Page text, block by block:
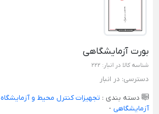
بورت آزمایشگاهی
شناسه کالا در انبار: 222
دسترسی: در انبار
دسته بندی : تجهیزات کنترل محیط و آزمایشگاه
آزمایشگاهی -